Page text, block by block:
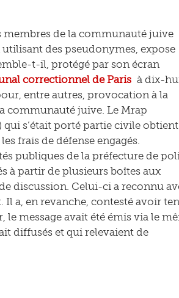
membres de la communauté juive
des pseudonymes, expose
t-il, protégé par son écran
correctionnel de Paris à dix-
entre autres, provocation à la
communauté juive. Le Mrap
s’était porté partie civile obtient
frais de défense engagés.
publiques de la préfecture de
à partir de plusieurs boîtes aux
discussion. Celui-ci a reconnu
a, en revanche, contesté avoir
le message avait été émis via le
diffusés et qui relevaient de